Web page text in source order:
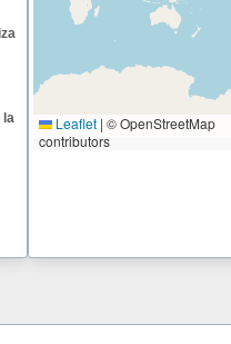
la
Leaflet | © OpenStreetMap
contributors